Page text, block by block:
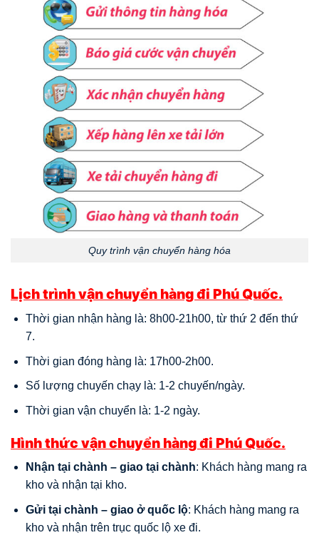
Quy trình vận chuyển hàng hóa
Lịch trình vận chuyển hàng đi Phú Quốc.
Thời gian nhận hàng là: 8h00-21h00, từ thứ 2 đến thứ
7.
Thời gian đóng hàng là: 17h00-2h00.
Số lượng chuyến chạy là: 1-2 chuyến/ngày.
Thời gian vận chuyển là: 1-2 ngày.
Hình thức vận chuyển hàng đi Phú Quốc.
Nhận tại chành – giao tại chành: Khách hàng mang ra
kho và nhận tại kho.
Gửi tại chành – giao ở quốc lộ: Khách hàng mang ra
kho và nhận trên trục quốc lộ xe đi.